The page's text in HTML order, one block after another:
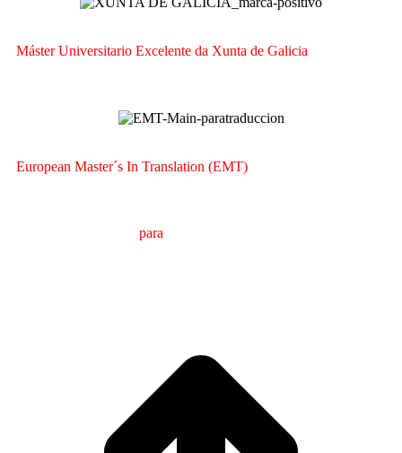
Máster Universitario Excelente da Xunta de Galicia
European Master´s In Translation (EMT)
para